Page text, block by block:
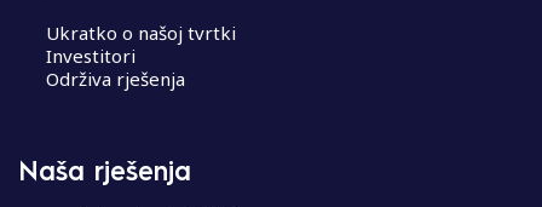
Ukratko o našoj tvrtki
Investitori
Održiva rješenja
Naša rješenja